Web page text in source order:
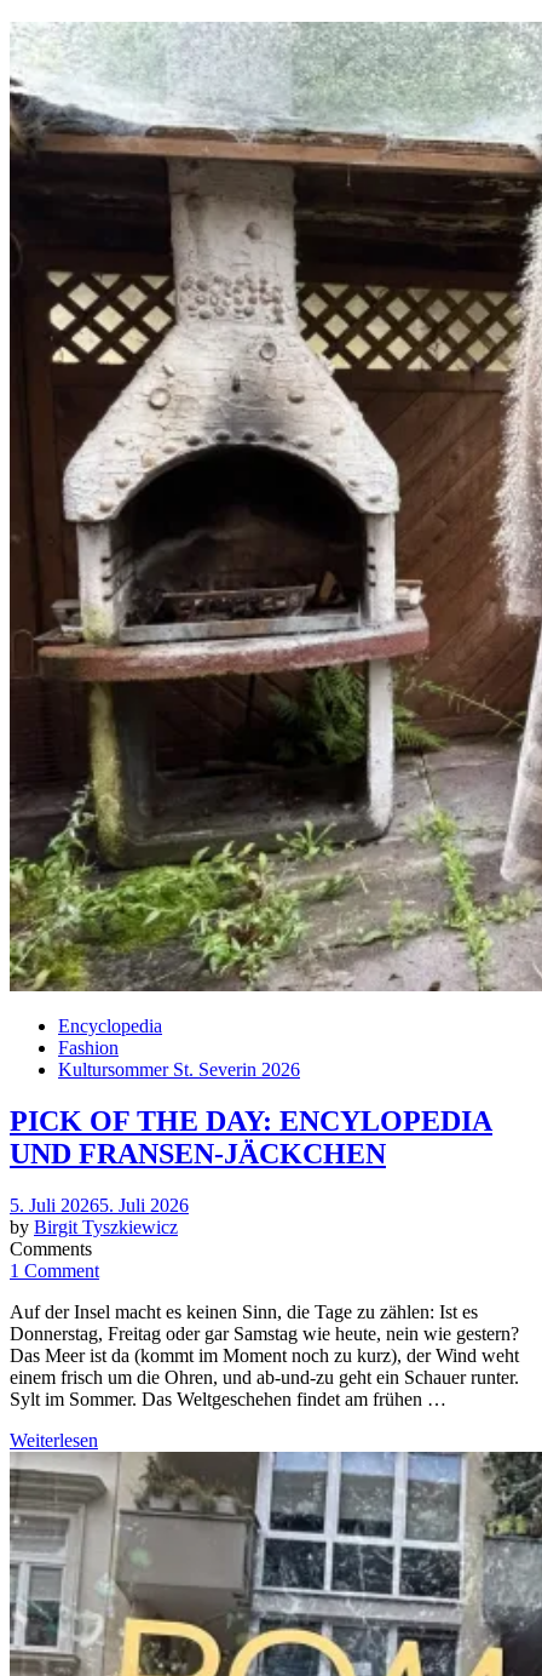
Encyclopedia
Fashion
Kultursommer St. Severin 2026
PICK OF THE DAY: ENCYLOPEDIA
UND FRANSEN-JÄCKCHEN
Posted
on
5. Juli 20265. Juli 2026
by Birgit Tyszkiewicz
Comments
1 Comment
Auf der Insel macht es keinen Sinn, die Tage zu zählen: Ist es
Donnerstag, Freitag oder gar Samstag wie heute, nein wie gestern?
Das Meer ist da (kommt im Moment noch zu kurz), der Wind weht
einem frisch um die Ohren, und ab-und-zu geht ein Schauer runter.
Sylt im Sommer. Das Weltgeschehen findet am frühen …
Weiterlesen